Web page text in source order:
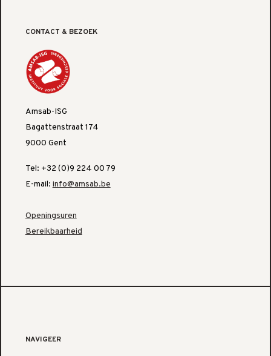
CONTACT & BEZOEK
Amsab-ISG
Bagattenstraat 174
9000 Gent
Tel: +32 (0)9 224 00 79
E-mail: info@amsab.be
Openingsuren
Bereikbaarheid
NAVIGEER